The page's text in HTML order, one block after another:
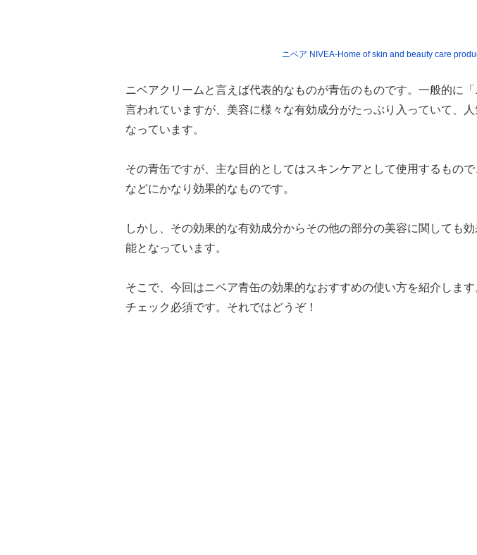
ニベア NIVEA-Home of skin and beauty care
ニベアクリームと言えば代表的なものが青缶のものです。一般的に
言われていますが、美容に様々な有効成分がたっぷり入っていて、
なっています。
その青缶ですが、主な目的としてはスキンケアとして使用するもの
などにかなり効果的なものです。
しかし、その効果的な有効成分からその他の部分の美容に関しても
能となっています。
そこで、今回はニベア青缶の効果的なおすすめの使い方を紹介しま
チェック必須です。それではどうぞ！